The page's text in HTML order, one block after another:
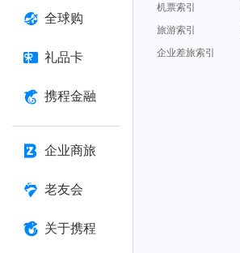
全球购
礼品卡
携程金融
企业商旅
老友会
关于携程
机票索引
旅游索引
企业差旅索引